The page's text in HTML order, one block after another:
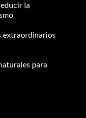
la
extraordinarios
para